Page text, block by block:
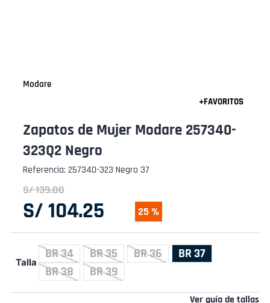
Modare
Zapatos de Mujer Modare 257340-
323Q2 Negro
Referencia: 257340-323 Negro 37
S/139.00
S/ 104.25 25 %
Talla
BR 34 BR 35 BR 36
BR 37
BR 38
BR 39
Ver guía de tallas